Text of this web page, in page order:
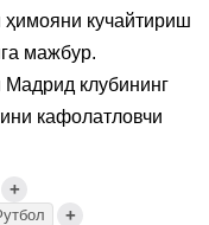
кучайтириш
мажбур.
клубининг
кафолатловчи
+
+